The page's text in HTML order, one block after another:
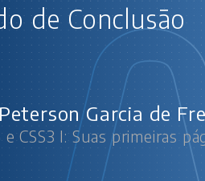
de Conclusão
Garcia de
CSS3 I: Suas primeiras
HTML5 e CSS3 I: